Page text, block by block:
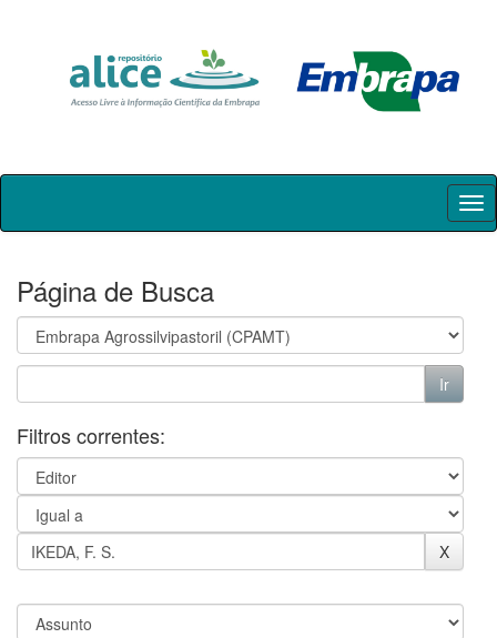
Skip
Página de Busca
Filtros correntes: